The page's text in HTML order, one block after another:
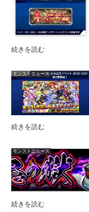
続きを読む
モンストニュース
続きを読む
モンストニュース
続きを読む